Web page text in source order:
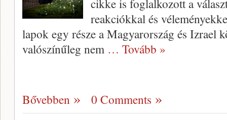
cikke is foglalkozott a
reakciókkal és
lapok egy része a Magyarország és Izrael
valószínűleg nem … Tovább »
Bővebben 0 Comments